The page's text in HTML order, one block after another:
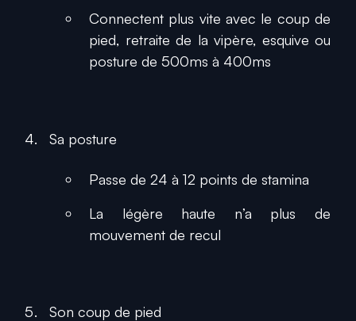
Connectent plus vite avec le coup de
pied, retraite de la vipère, esquive ou
posture de 500ms à 400ms
Sa posture
Passe de 24 à 12 points de stamina
La légère haute n’a plus de
mouvement de recul
Son coup de pied